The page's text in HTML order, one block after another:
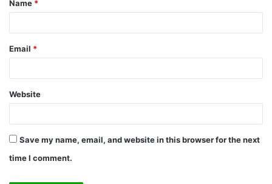
*
Name *
Email *
Website
Save my name, email, and website in this browser for the next
time I comment.